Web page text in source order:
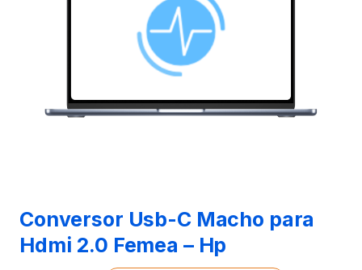
Conversor Usb-C Macho para
Hdmi 2.0 Femea – Hp